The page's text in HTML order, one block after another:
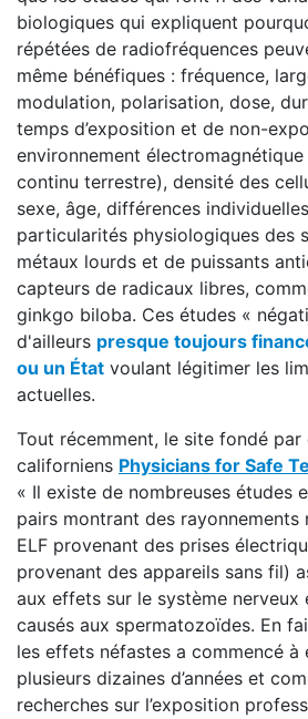
biologiques qui expliquent
répétées de radiofréquences
même bénéfiques : fréquence,
modulation, polarisation, dose,
temps d’exposition et de non-
environnement
continu terrestre), densité des
sexe, âge, différences
particularités physiologiques des
métaux lourds et de puissants
capteurs de radicaux libres,
ginkgo biloba. Ces études «
d'ailleurs presque toujours
ou un État voulant légitimer les
actuelles.
Tout récemment, le site fondé par
californiens Physicians for Safe
« Il existe de nombreuses études
pairs montrant des rayonnements
ELF provenant des prises
provenant des appareils sans fil)
aux effets sur le système nerveux
causés aux spermatozoïdes. En
les effets néfastes a commencé à
plusieurs dizaines d’années et
recherches sur l’exposition